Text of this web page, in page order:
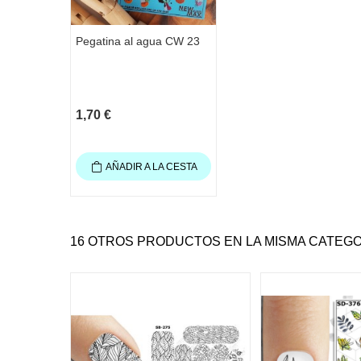
Pegatina al agua CW 23
1,70 €
AÑADIR A LA CESTA
16 OTROS PRODUCTOS EN LA MISMA